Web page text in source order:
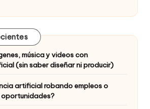
música y videos con
(sin saber diseñar ni producir)
artificial robando empleos o